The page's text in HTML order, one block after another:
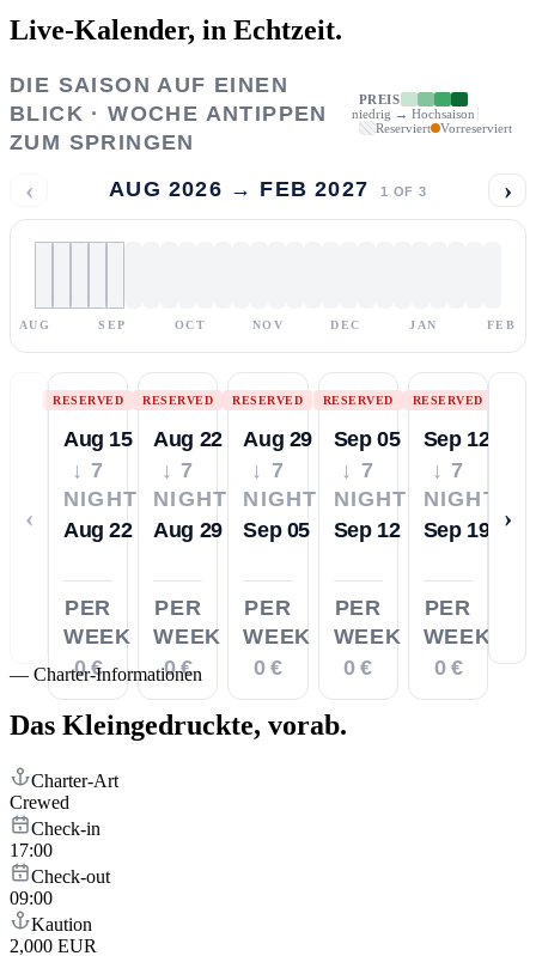
Live-Kalender, in Echtzeit.
DIE SAISON AUF EINEN
BLICK · WOCHE ANTIPPEN
ZUM SPRINGEN
PREIS
niedrig → Hochsaison
Reserviert
Vorreserviert
‹ AUG 2026 → FEB 2027 1 OF 3 ›
AUG SEP OCT NOV DEC JAN FEB
‹
RESERVED
Aug 15
↓ 7
NIGHTS
Aug 22
PER
WEEK
0 €
RESERVED
Aug 22
↓ 7
NIGHTS
Aug 29
PER
WEEK
0 €
RESERVED
Aug 29
↓ 7
NIGHTS
Sep 05
PER
WEEK
0 €
RESERVED
Sep 05
↓ 7
NIGHTS
Sep 12
PER
WEEK
0 €
RESERVED
Sep 12
↓ 7
NIGHTS
Sep 19
PER
WEEK
0 €
›
— Charter-Informationen
Das Kleingedruckte, vorab.
Charter-Art
Crewed
Check-in
17:00
Check-out
09:00
Kaution
2,000 EUR